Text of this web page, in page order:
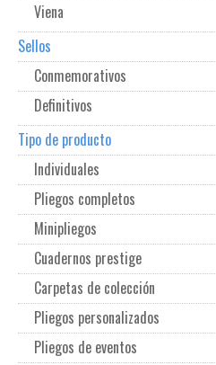
Viena
Sellos
Conmemorativos
Definitivos
Tipo de producto
Individuales
Pliegos completos
Minipliegos
Cuadernos prestige
Carpetas de colección
Pliegos personalizados
Pliegos de eventos